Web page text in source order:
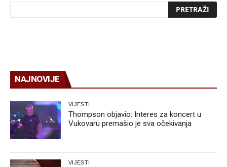
NAJNOVIJE
VIJESTI
Thompson objavio: Interes za koncert u
Vukovaru premašio je sva očekivanja
VIJESTI